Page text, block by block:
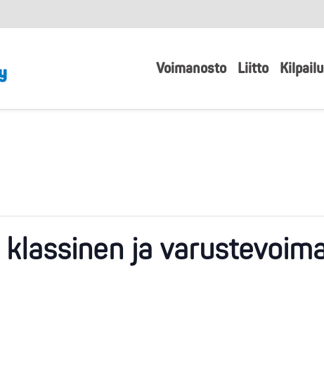
Voimanosto Liitto
ja